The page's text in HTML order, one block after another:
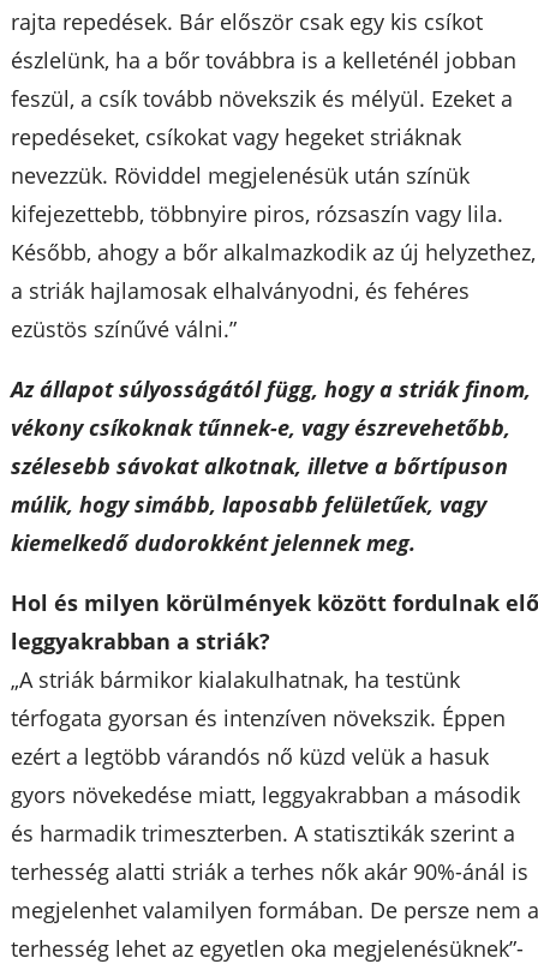
rajta repedések. Bár először csak egy kis csíkot
észlelünk, ha a bőr továbbra is a kelleténél jobban
feszül, a csík tovább növekszik és mélyül. Ezeket a
repedéseket, csíkokat vagy hegeket striáknak
nevezzük. Röviddel megjelenésük után színük
kifejezettebb, többnyire piros, rózsaszín vagy lila.
Később, ahogy a bőr alkalmazkodik az új helyzethez,
a striák hajlamosak elhalványodni, és fehéres
ezüstös színűvé válni.”
Az állapot súlyosságától függ, hogy a striák finom,
vékony csíkoknak tűnnek-e, vagy észrevehetőbb,
szélesebb sávokat alkotnak, illetve a bőrtípuson
múlik, hogy simább, laposabb felületűek, vagy
kiemelkedő dudorokként jelennek meg.
Hol és milyen körülmények között fordulnak
leggyakrabban a striák?
„A striák bármikor kialakulhatnak, ha testünk
térfogata gyorsan és intenzíven növekszik. Éppen
ezért a legtöbb várandós nő küzd velük a hasuk
gyors növekedése miatt, leggyakrabban a második
és harmadik trimeszterben. A statisztikák szerint a
terhesség alatti striák a terhes nők akár 90%-ánál is
megjelenhet valamilyen formában. De persze nem
terhesség lehet az egyetlen oka megjelenésüknek”-